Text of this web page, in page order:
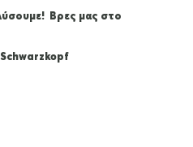
Βρες μας στο